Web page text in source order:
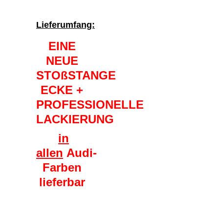
Lieferumfang:
EINE
NEUE
STOßSTANGE
ECKE +
PROFESSIONELLE
LACKIERUNG
in
allen Audi-
Farben
lieferbar